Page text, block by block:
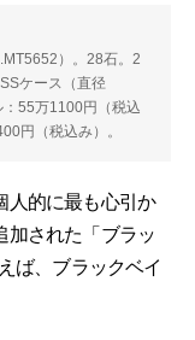
）。28石。2
ケース（直径
55万1100円（税込
円（税込み）。
的に最も心引か
加された「ブラッ
ば、ブラックベイ